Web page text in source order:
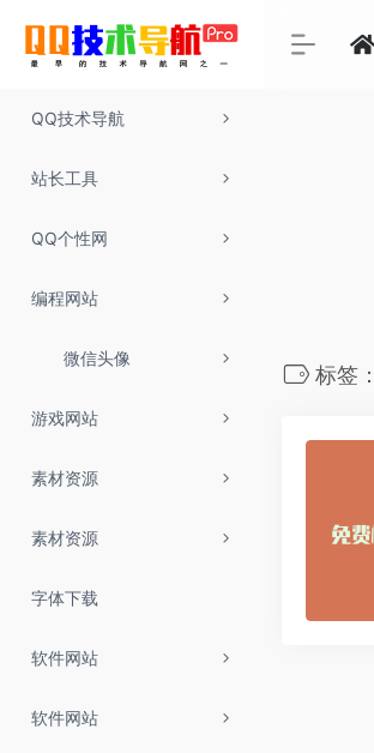
QQ技术导航
站长工具
QQ个性网
编程网站
微信头像
游戏网站
素材资源
素材资源
字体下载
软件网站
软件网站
标签